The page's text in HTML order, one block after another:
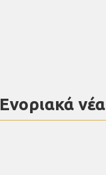
Ενοριακά νέα